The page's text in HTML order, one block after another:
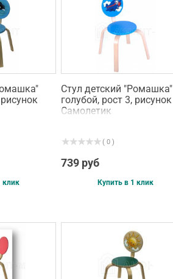
клик
Стул детский "Ромашка"
голубой, рост 3, рисунок
Самолетик
( 0 )
739 руб
Купить в 1 клик